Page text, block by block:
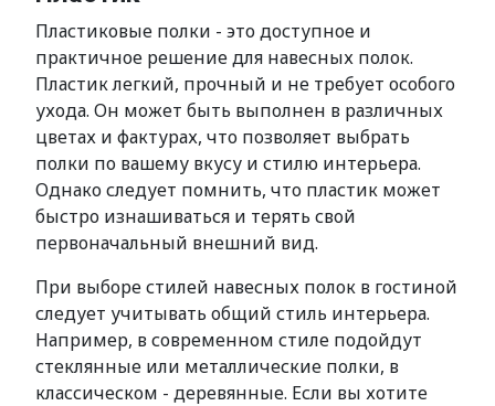
Пластиковые полки - это доступное и
практичное решение для навесных полок.
Пластик легкий, прочный и не требует особого
ухода. Он может быть выполнен в различных
цветах и фактурах, что позволяет выбрать
полки по вашему вкусу и стилю интерьера.
Однако следует помнить, что пластик может
быстро изнашиваться и терять свой
первоначальный внешний вид.
При выборе стилей навесных полок в гостиной
следует учитывать общий стиль интерьера.
Например, в современном стиле подойдут
стеклянные или металлические полки, в
классическом - деревянные. Если вы хотите